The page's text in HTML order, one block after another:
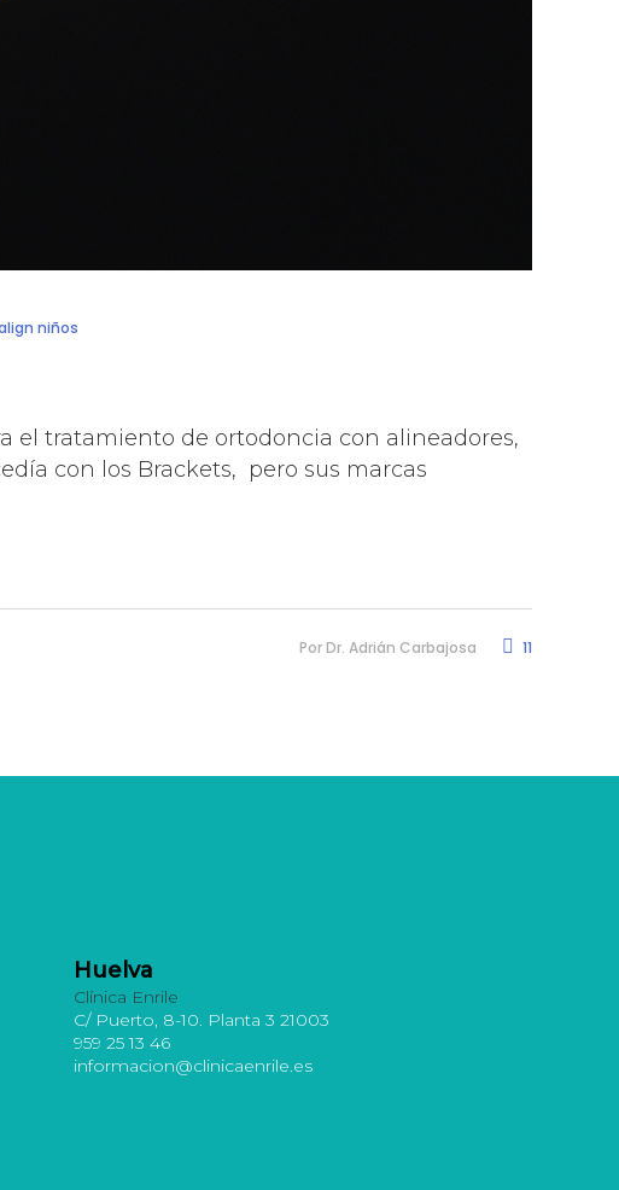
niños
el tratamiento de ortodoncia con alineadores,
con los Brackets, pero sus marcas
Por Dr. Adrián Carbajosa 11
Huelva
Clínica Enrile
C/ Puerto, 8-10. Planta 3 21003
959 25 13 46
informacion@clinicaenrile.es